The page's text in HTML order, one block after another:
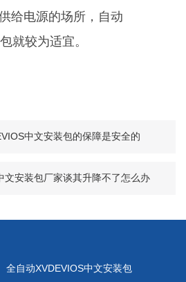
给电源的场所，自动
较为适宜。
中文安装包的保障是安全的
文安装包厂家谈其升降不了怎么办
全自动XVDEVIOS中文安装包